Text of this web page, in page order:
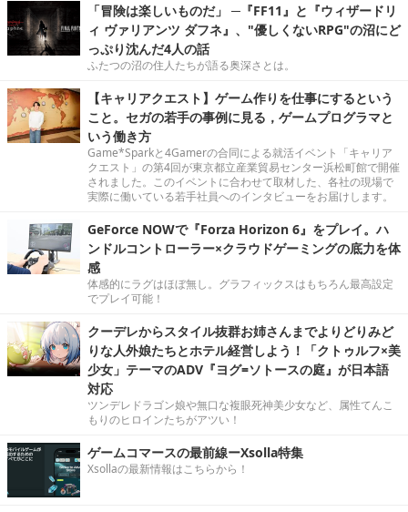
「冒険は楽しいものだ」 ─『FF11』と『ウィザードリ
ィ ヴァリアンツ ダフネ』、"優しくないRPG"の沼にど
っぷり沈んだ4人の話
ふたつの沼の住人たちが語る奥深さとは。
【キャリアクエスト】ゲーム作りを仕事にするという
こと。セガの若手の事例に見る，ゲームプログラマと
いう働き方
Game*Sparkと4Gamerの合同による就活イベント「キャリア
クエスト」の第4回が東京都立産業貿易センター浜松町館で開催
されました。このイベントに合わせて取材した、各社の現場で
実際に働いている若手社員へのインタビューをお届けします。
GeForce NOWで『Forza Horizon 6』をプレイ。ハ
ンドルコントローラー×クラウドゲーミングの底力を体
感
体感的にラグはほぼ無し。グラフィックスはもちろん最高設定
でプレイ可能！
クーデレからスタイル抜群お姉さんまでよりどりみど
りな人外娘たちとホテル経営しよう！「クトゥルフ×美
少女」テーマのADV『ヨグ=ソトースの庭』が日本語
対応
ツンデレドラゴン娘や無口な複眼死神美少女など、属性てんこ
もりのヒロインたちがアツい！
ゲームコマースの最前線ーXsolla特集
Xsollaの最新情報はこちらから！